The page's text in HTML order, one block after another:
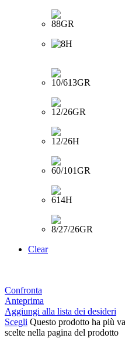
Clear
Confronta
Anteprima
Aggiungi alla lista dei desideri
Scegli Questo prodotto ha più
scelte nella pagina del prodotto